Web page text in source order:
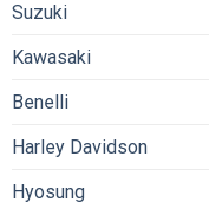
Suzuki
Kawasaki
Benelli
Harley Davidson
Hyosung